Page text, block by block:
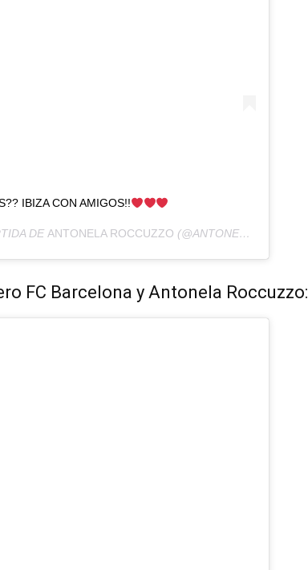
IBIZA CON AMIGOS!!
DE ANTONELA ROCCUZZO (@ANTONELAROCCUZZO) EL
FC Barcelona y Antonela Roccuzzo: